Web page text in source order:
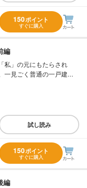
150ポイント
すぐに購入
編
私」の元にもたらされ
一見ごく普通の一戸建...
試し読み
150ポイント
すぐに購入
編